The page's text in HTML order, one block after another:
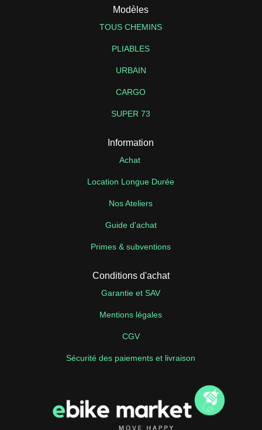
Modèles
TOUS CHEMINS
PLIABLES
URBAIN
CARGO
SUPER 73
Information
Achat
Location Longue Durée
Nos Ateliers
Guide d'achat
Primes & subventions
Conditions d'achat
Garantie et SAV
Mentions légales
CGV
Sécurité des paiements et livraison